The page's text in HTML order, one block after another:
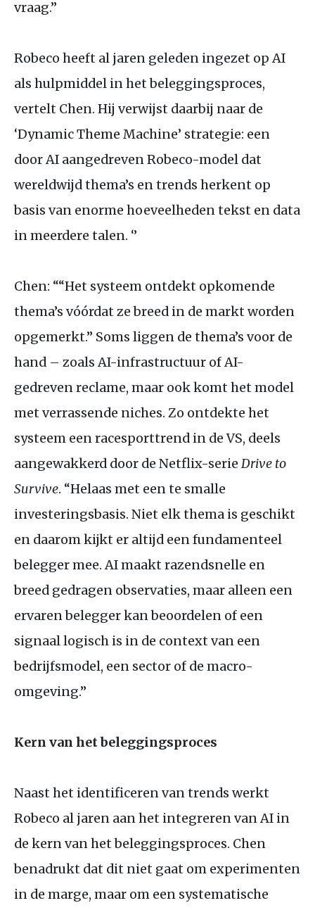
vraag.”
Robeco heeft al jaren geleden ingezet op AI
als hulpmiddel in het beleggingsproces,
vertelt Chen. Hij verwijst daarbij naar de
‘Dynamic Theme Machine’ strategie: een
door AI aangedreven Robeco-model dat
wereldwijd thema’s en trends herkent op
basis van enorme hoeveelheden tekst en data
in meerdere talen. ‘’
Chen: ““Het systeem ontdekt opkomende
thema’s vóórdat ze breed in de markt worden
opgemerkt.” Soms liggen de thema’s voor de
hand – zoals AI-infrastructuur of AI-
gedreven reclame, maar ook komt het model
met verrassende niches. Zo ontdekte het
systeem een racesporttrend in deVS, deels
aangewakkerd door de Netflix-serie Drive to
Survive. “Helaas met een te smalle
investeringsbasis. Niet elk thema is geschikt
en daarom kijkt er altijd een fundamenteel
belegger mee. AImaakt razendsnelle en
breed gedragen observaties, maar alleen een
ervaren belegger kan beoordelen of een
signaal logisch is in de context van een
bedrijfsmodel, een sector of de macro-
omgeving.”
Kern van het beleggingsproces
Naast het identificeren van trends werkt
Robeco al jaren aan het integreren van AI in
de kern van het beleggingsproces. Chen
benadrukt dat dit niet gaat om experimenten
in de marge, maar om een systematische